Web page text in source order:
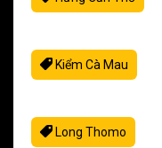
Kiểm Cà Mau
Long Thomo